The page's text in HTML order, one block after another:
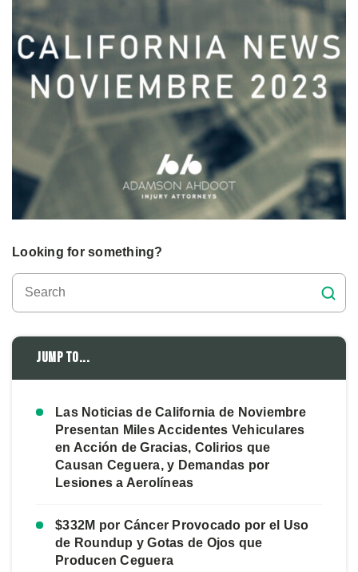
Looking for something?
Jump to...
Las Noticias de California de Noviembre
Presentan Miles Accidentes Vehiculares
en Acción de Gracias, Colirios que
Causan Ceguera, y Demandas por
Lesiones a Aerolíneas
$332M por Cáncer Provocado por el Uso
de Roundup y Gotas de Ojos que
Producen Ceguera